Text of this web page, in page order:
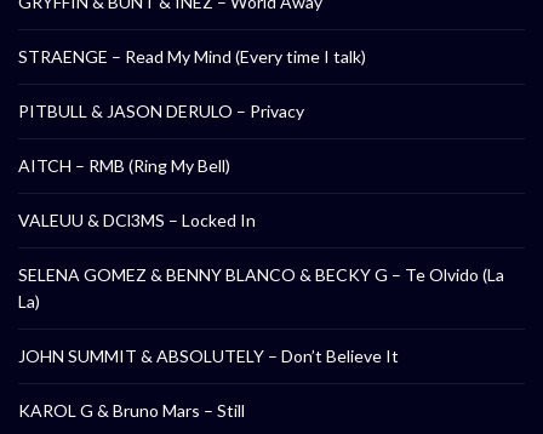
STRAENGE – Read My Mind (Every time I talk)
PITBULL & JASON DERULO – Privacy
AITCH – RMB (Ring My Bell)
VALEUU & DCl3MS – Locked In
SELENA GOMEZ & BENNY BLANCO & BECKY G – Te Olvido (La
La)
JOHN SUMMIT & ABSOLUTELY – Don’t Believe It
KAROL G & Bruno Mars – Still